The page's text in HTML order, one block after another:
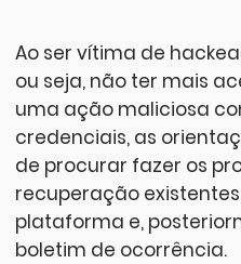
Ao ser vítima de
ou seja, não ter mais
uma ação maliciosa
credenciais, as
de procurar fazer os
recuperação
plataforma e,
boletim de ocorrência.